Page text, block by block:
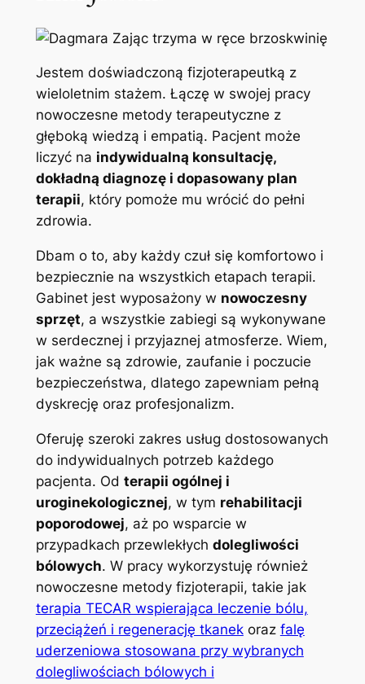
Jestem doświadczoną fizjoterapeutką z
wieloletnim stażem. Łączę w swojej pracy
nowoczesne metody terapeutyczne z
głęboką wiedzą i empatią. Pacjent może
liczyć na indywidualną konsultację,
dokładną diagnozę i dopasowany plan
terapii, który pomoże mu wrócić do pełni
zdrowia.
Dbam o to, aby każdy czuł się komfortowo i
bezpiecznie na wszystkich etapach terapii.
Gabinet jest wyposażony w nowoczesny
sprzęt, a wszystkie zabiegi są wykonywane
w serdecznej i przyjaznej atmosferze. Wiem,
jak ważne są zdrowie, zaufanie i poczucie
bezpieczeństwa, dlatego zapewniam pełną
dyskrecję oraz profesjonalizm.
Oferuję szeroki zakres usług dostosowanych
do indywidualnych potrzeb każdego
pacjenta. Od terapii ogólnej i
uroginekologicznej, w tym rehabilitacji
poporodowej, aż po wsparcie w
przypadkach przewlekłych dolegliwości
bólowych. W pracy wykorzystuję również
nowoczesne metody fizjoterapii, takie jak
terapia TECAR wspierająca leczenie bólu,
przeciążeń i regenerację tkanekoraz falę
uderzeniowa stosowana przy wybranych
dolegliwościach bólowych i